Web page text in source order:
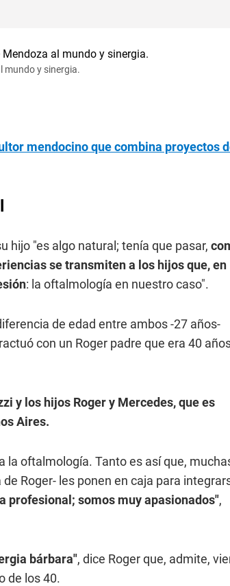
mundo y sinergia.
mendocino que combina proyectos
hijo "es algo natural; tenía que pasar,
se transmiten a los hijos que, en
: la oftalmología en nuestro caso".
de edad entre ambos -27 años-
con un Roger padre que era 40
y los hijos Roger y Mercedes, que es
Aires.
la oftalmología. Tanto es así que,
Roger- les ponen en caja para
profesional; somos muy apasionados",
bárbara", dice Roger que, admite,
de los 40.